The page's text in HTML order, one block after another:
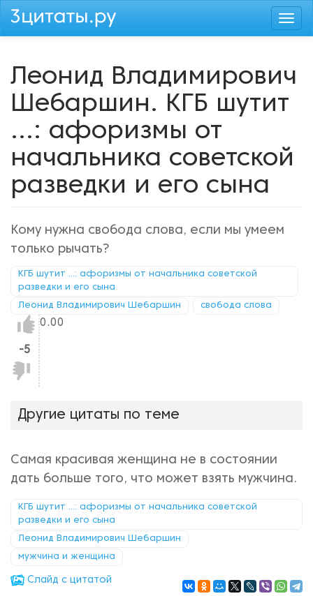
Перейти
Леонид Владимирович
Шебаршин. КГБ шутит
...: афоризмы от
начальника советской
разведки и его сына
Кому нужна свобода слова, если мы умеем
только рычать?
КГБ шутит ...: афоризмы от начальника советской
разведки и его сына
Леонид Владимирович Шебаршин свобода слова
Нравится!
-5
Не
нравится!
0.00
Другие цитаты по теме
Самая красивая женщина не в состоянии
дать больше того, что может взять мужчина.
КГБ шутит ...: афоризмы от начальника советской
разведки и его сына
Леонид Владимирович Шебаршин
мужчина и женщина
Cлайд с цитатой